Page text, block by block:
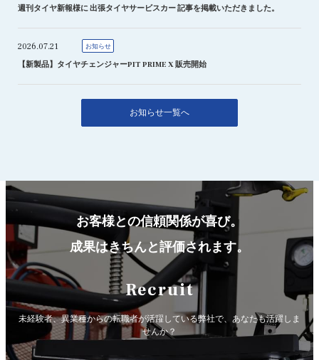
週刊タイヤ新報様に 出張タイヤサービスカー 記事を掲載いただきました。
2026.07.21 お知らせ
【新製品】タイヤチェンジャーPIT PRIME X 販売開始
お知らせ一覧へ
お客様との信頼関係が喜び。
成果はきちんと評価されます。
Recruit
未経験者、異業種からの転職者が活躍している弊社で、 あなたも活躍しま
せんか？